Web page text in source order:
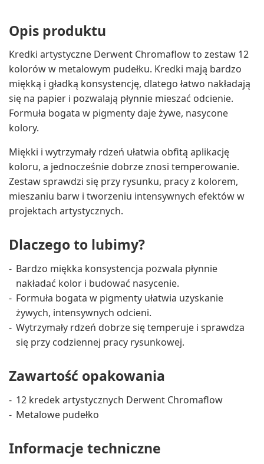
Opis produktu
Kredki artystyczne Derwent Chromaflow to zestaw 12
kolorów w metalowym pudełku. Kredki mają bardzo
miękką i gładką konsystencję, dlatego łatwo nakładają
się na papier i pozwalają płynnie mieszać odcienie.
Formuła bogata w pigmenty daje żywe, nasycone
kolory.
Miękki i wytrzymały rdzeń ułatwia obfitą aplikację
koloru, a jednocześnie dobrze znosi temperowanie.
Zestaw sprawdzi się przy rysunku, pracy z kolorem,
mieszaniu barw i tworzeniu intensywnych efektów w
projektach artystycznych.
Dlaczego to lubimy?
Bardzo miękka konsystencja pozwala płynnie
nakładać kolor i budować nasycenie.
Formuła bogata w pigmenty ułatwia uzyskanie
żywych, intensywnych odcieni.
Wytrzymały rdzeń dobrze się temperuje i sprawdza
się przy codziennej pracy rysunkowej.
Zawartość opakowania
12 kredek artystycznych Derwent Chromaflow
Metalowe pudełko
Informacje techniczne